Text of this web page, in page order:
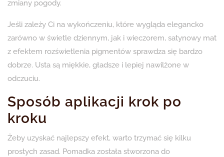
zmiany pogody.
Jeśli zależy Ci na wykończeniu, które wygląda elegancko
zarówno w świetle dziennym, jak i wieczorem, satynowy mat
z efektem rozświetlenia pigmentów sprawdza się bardzo
dobrze. Usta są miękkie, gładsze i lepiej nawilżone w
odczuciu.
Sposób aplikacji krok po
kroku
Żeby uzyskać najlepszy efekt, warto trzymać się kilku
prostych zasad. Pomadka została stworzona do